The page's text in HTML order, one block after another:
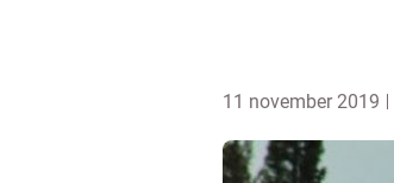
11 november 2019